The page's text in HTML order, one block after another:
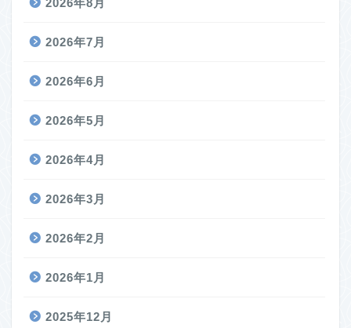
2026年8月
2026年7月
2026年6月
2026年5月
2026年4月
2026年3月
2026年2月
2026年1月
2025年12月